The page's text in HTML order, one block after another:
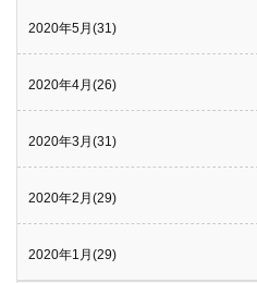
2020年5月(31)
2020年4月(26)
2020年3月(31)
2020年2月(29)
2020年1月(29)